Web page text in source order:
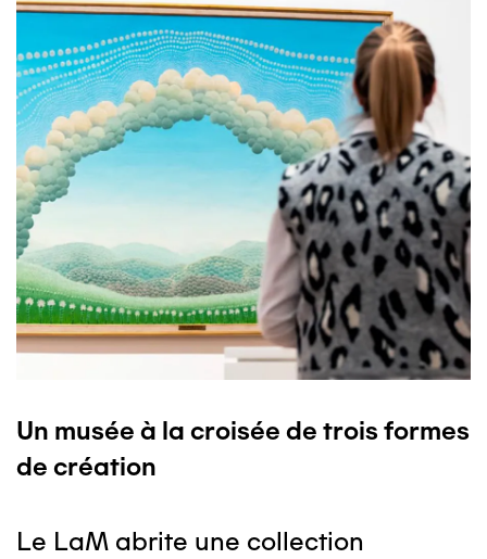
Un musée à la croisée de trois formes
de création
Le LaM abrite une collection